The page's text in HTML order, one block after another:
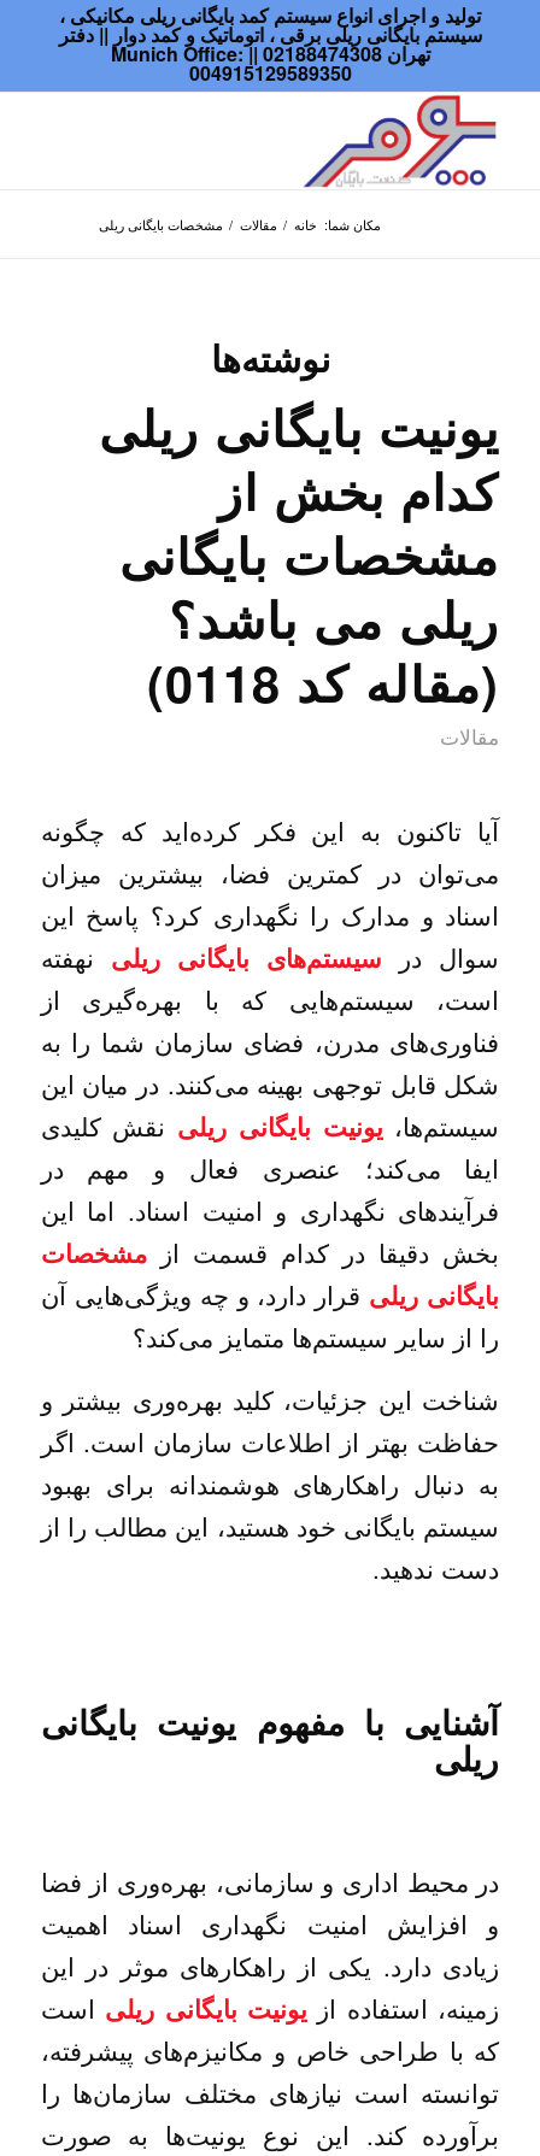
تولید و اجرای انواع سیستم کمد بایگانی ریلی مکانیکی ،
سیستم بایگانی ریلی برقی ، اتوماتیک و کمد دوار || دفتر
تهران 02188474308 || Munich Office:
004915129589350
مکان شما: خانه / مقالات / مشخصات بایگانی ریلی
نوشته‌ها
یونیت بایگانی ریلی
کدام بخش از
مشخصات بایگانی
ریلی می باشد؟
(مقاله کد 0118)
مقالات
آیا تاکنون به این فکر کرده‌اید که چگونه
می‌توان در کمترین فضا، بیشترین میزان
اسناد و مدارک را نگهداری کرد؟ پاسخ این
سوال در سیستم‌های بایگانی ریلی نهفته
است، سیستم‌هایی که با بهره‌گیری از
فناوری‌های مدرن، فضای سازمان شما را به
شکل قابل توجهی بهینه می‌کنند. در میان این
سیستم‌ها، یونیت بایگانی ریلی نقش کلیدی
ایفا می‌کند؛ عنصری فعال و مهم در
فرآیندهای نگهداری و امنیت اسناد. اما این
بخش دقیقا در کدام قسمت ازمشخصات
بایگانی ریلی قرار دارد، و چه ویژگی‌هایی آن
را از سایر سیستم‌ها متمایز می‌کند؟
شناخت این جزئیات، کلید بهره‌وری بیشتر و
حفاظت بهتر از اطلاعات سازمان است. اگر
به دنبال راهکارهای هوشمندانه برای بهبود
سیستم بایگانی خود هستید، این مطالب را از
دست ندهید.
آشنایی با مفهوم یونیت بایگانی
ریلی
در محیط اداری و سازمانی، بهره‌وری از فضا
و افزایش امنیت نگهداری اسناد اهمیت
زیادی دارد. یکی از راهکارهای موثر در این
زمینه، استفاده از یونیت بایگانی ریلی است
که با طراحی خاص و مکانیزم‌های پیشرفته،
توانسته است نیازهای مختلف سازمان‌ها را
برآورده کند. این نوع یونیت‌ها به صورت